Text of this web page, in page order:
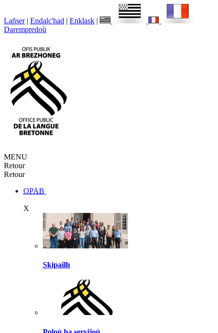
Lañser | Endalc'had | Enklask |
Darempredoù
MENU
Retour
Retour
OPAB
X
Skipailh